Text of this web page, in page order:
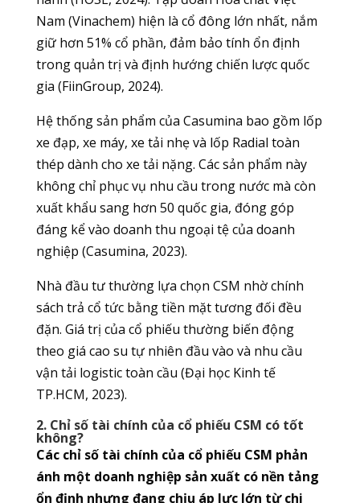
Nam (Vinachem) hiện là cổ đông lớn nhất, nắm
giữ hơn 51% cổ phần, đảm bảo tính ổn định
trong quản trị và định hướng chiến lược quốc
gia (FiinGroup, 2024).
Hệ thống sản phẩm của Casumina bao gồm lốp
xe đạp, xe máy, xe tải nhẹ và lốp Radial toàn
thép dành cho xe tải nặng. Các sản phẩm này
không chỉ phục vụ nhu cầu trong nước mà còn
xuất khẩu sang hơn 50 quốc gia, đóng góp
đáng kể vào doanh thu ngoại tệ của doanh
nghiệp (Casumina, 2023).
Nhà đầu tư thường lựa chọn CSM nhờ chính
sách trả cổ tức bằng tiền mặt tương đối đều
đặn. Giá trị của cổ phiếu thường biến động
theo giá cao su tự nhiên đầu vào và nhu cầu
vận tải logistic toàn cầu (Đại học Kinh tế
TP.HCM, 2023).
2. Chỉ số tài chính của cổ phiếu CSM có tốt
không?
Các chỉ số tài chính của cổ phiếu CSM phản
ánh một doanh nghiệp sản xuất có nền tảng
ổn định nhưng đang chịu áp lực lớn từ chi